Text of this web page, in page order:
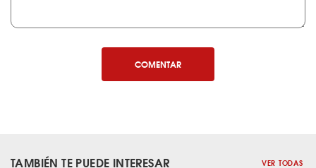
COMENTAR
TAMBIÉN TE PUEDE INTERESAR VER TODAS